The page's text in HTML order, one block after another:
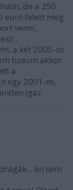
de a 250
euró felett még
venni,
a két 2005-ös
tudom akkor
a
egy 2001-es,
igaz.
én sem